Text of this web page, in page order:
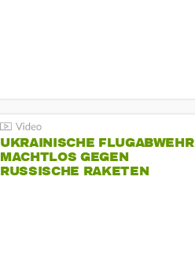
UKRAINISCHE FLUGABWEHR
MACHTLOS GEGEN
RUSSISCHE RAKETEN